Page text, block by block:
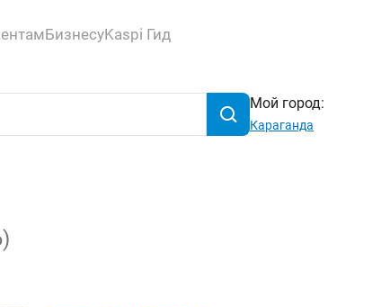
БизнесуKaspi Гид
Мой город:
Караганда